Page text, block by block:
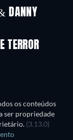
DANNY
TERROR
os conteúdos
ser propriedade
(3.13.0)